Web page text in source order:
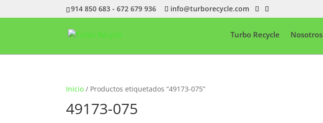
914 850 683 - 672 679 936 info@turborecycle.com
Turbo Recycle Nosotros
Inicio / Productos etiquetados “49173-075”
49173-075